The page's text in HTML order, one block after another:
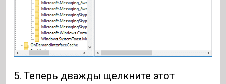
5. Теперь дважды щелкните этот